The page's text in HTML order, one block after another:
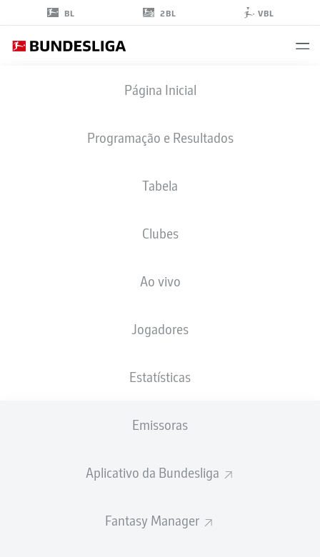
BL 2BL VBL
Página Inicial
Programação e Resultados
Tabela
Clubes
Ao vivo
Jogadores
Estatísticas
Emissoras
Aplicativo da Bundesliga
Fantasy Manager